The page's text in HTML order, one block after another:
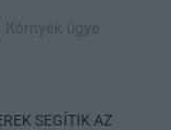
Környék ügye
SEGÍTIK AZ